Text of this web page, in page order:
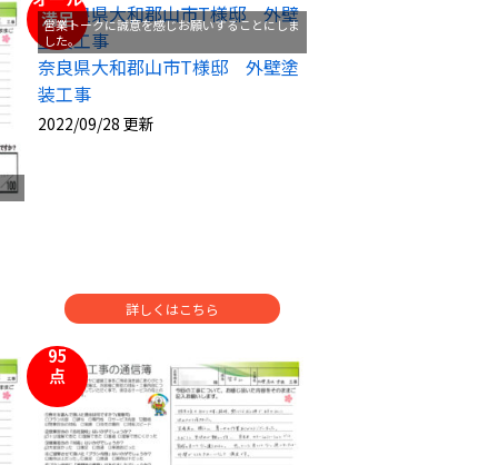
満足
営業トークに誠意を感じお願いすることにしま
した。
奈良県大和郡山市T様邸 外壁塗
装工事
2022/09/28 更新
詳しくはこちら
95
点